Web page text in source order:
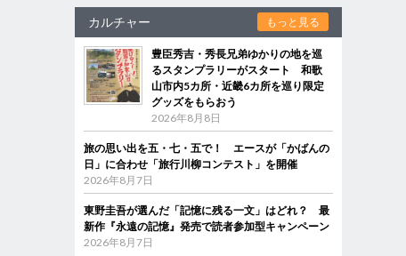
カルチャー もっと見る
豊臣秀吉・秀長兄弟ゆかりの地を巡
るスタンプラリーがスタート 和歌
山市内5カ所・近畿6カ所を巡り限定
グッズをもらおう
2026年8月8日
旅の思い出を五・七・五で！ エースが「かばんの
日」に合わせ「旅行川柳コンテスト」を開催
2026年8月7日
東野圭吾が選んだ「記憶に残る一文」はどれ？ 最
新作『永遠の記憶』発売で読者参加型キャンペーン
2026年8月7日